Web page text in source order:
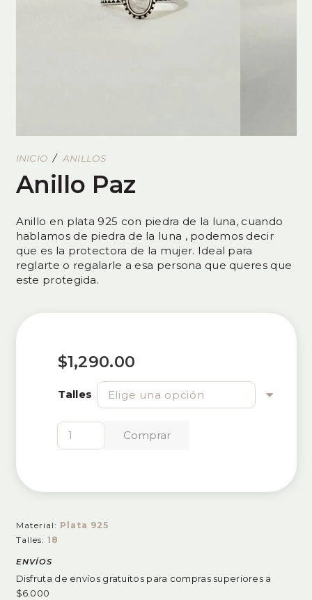
INICIO / ANILLOS
Anillo Paz
Anillo en plata 925 con piedra de la luna, cuando
hablamos de piedra de la luna , podemos decir
que es la protectora de la mujer. Ideal para
reglarte o regalarle a esa persona que queres que
este protegida.
$1,290.00
Talles
Anillo
Paz
Comprar
Material: Plata 925
Talles: 18
ENVÍOS
Disfruta de envíos gratuitos para compras superiores a
$6.000